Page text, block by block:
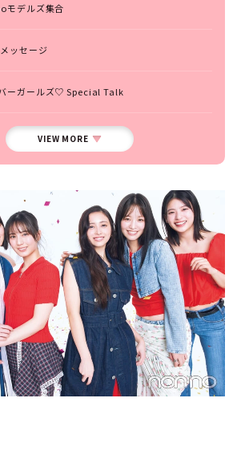
モデルズ集合
ッセージ
ーガールズ♡ Special Talk
VIEW MORE